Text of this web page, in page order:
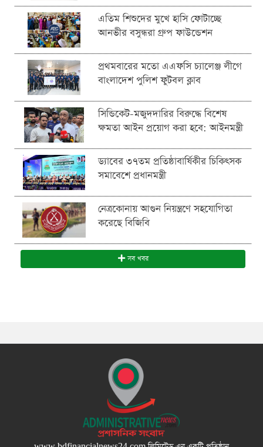
এতিম শিশুদের মুখে হাসি ফোটাচ্ছে
আনভীর বসুন্ধরা গ্রুপ ফাউন্ডেশন
প্রথমবারের মতো এএফসি চ্যালেঞ্জ লীগে
বাংলাদেশ পুলিশ ফুটবল ক্লাব
সিন্ডিকেট-মজুদদারির বিরুদ্ধে বিশেষ
ক্ষমতা আইন প্রয়োগ করা হবে: আইনমন্ত্রী
ড্যাবের ৩৭তম প্রতিষ্ঠাবার্ষিকীর চিকিৎসক
সমাবেশে প্রধানমন্ত্রী
নেত্রকোনায় আগুন নিয়ন্ত্রণে সহযোগিতা
করেছে বিজিবি
সব খবর